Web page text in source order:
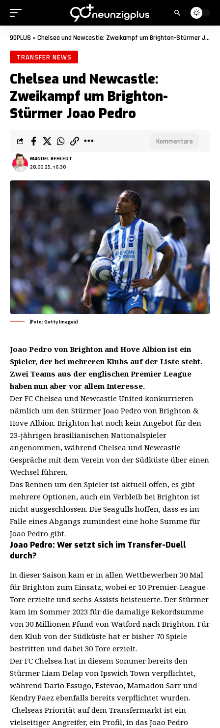
90PLUS » Chelsea und Newcastle: Zweikampf um Brighton-Stürmer Joao Pedro
TRANSFER NEWS
Chelsea und Newcastle:
Zweikampf um Brighton-
Stürmer Joao Pedro
28.06.25, 16:30
MANUEL BEHLERT
Kommentare
(Foto: Getty Images)
Joao Pedro von Brighton and Hove Albion ist ein
Spieler, der bei mehreren Klubs auf der Liste steht.
Zwei Teams aus der englischen Premier League
haben nun aber vor allem Interesse.
Der FC Chelsea und Newcastle United konkurrieren
nämlich um den Stürmer Joao Pedro von Brighton &
Hove Albion. Brighton hat noch kein Angebot für den
23-jährigen brasilianischen Nationalspieler
angenommen, während Chelsea und Newcastle
Gespräche mit dem Verein von der Südküste über einen
Wechsel führen.
Das Rennen um den Spieler ist aktuell offen, es gibt
mehrere Optionen, auch ein Verbleib bei Brighton ist
nicht ausgeschlossen. Die Seagulls hoffen, dass es im
Falle eines Abgangs zumindest eine hohe Summe für
Joao Pedro gibt.
Joao Pedro: Wer setzt sich im Transfer-Duell
durch?
In dieser Saison kam er in allen Wettbewerben 30 Mal
für Brighton zum Einsatz, wobei er 10 Premier-League-
Tore erzielte und sechs Assists beisteuerte. Der Stürmer
kam im Sommer 2023 für die damalige Rekordsumme
von 30 Millionen Pfund von Watford nach Brighton. Für
den Klub von der Südküste hat er bisher 70 Spiele
bestritten und dabei 30 Tore erzielt.
Der FC Chelsea hat in diesem Sommer bereits den
Stürmer Liam Delap von Ipswich Town verpflichtet,
während Dario Essugo, Estevao, Mamadou Sarr und
Kendry Paez ebenfalls bereits verpflichtet wurden.
Chelseas Priorität auf dem Transfermarkt ist ein
vielseitiger Angreifer, ein Profil, in das Joao Pedro